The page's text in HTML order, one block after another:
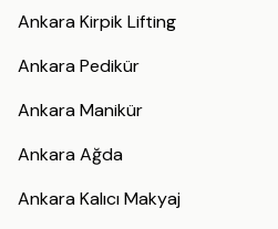
Ankara Kirpik Lifting
Ankara Pedikür
Ankara Manikür
Ankara Ağda
Ankara Kalıcı Makyaj